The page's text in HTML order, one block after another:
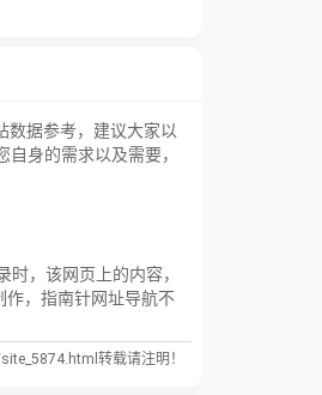
数据参考，建议大家以
身的需求以及需要，
，该网页上的内容，
作，指南针网址导航不
转载请注明！